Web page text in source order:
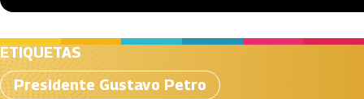
ETIQUETAS
Presidente Gustavo Petro